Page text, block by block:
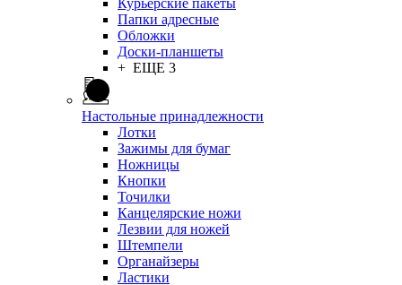
Курьерские пакеты
Папки адресные
Обложки
Доски-планшеты
+ ЕЩЕ 3
Настольные принадлежности
Лотки
Зажимы для бумаг
Ножницы
Кнопки
Точилки
Канцелярские ножи
Лезвии для ножей
Штемпели
Органайзеры
Ластики